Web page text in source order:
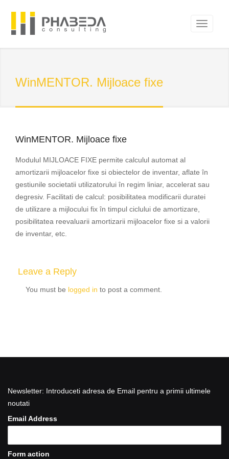
WinMENTOR. Mijloace fixe
WinMENTOR. Mijloace fixe
Modulul MIJLOACE FIXE permite calculul automat al
amortizarii mijloacelor fixe si obiectelor de inventar, aflate în
gestiunile societatii utilizatorului în regim liniar, accelerat sau
degresiv. Facilitati de calcul: posibilitatea modificarii duratei
de utilizare a mijlocului fix în timpul ciclului de amortizare,
posibilitatea reevaluarii amortizarii mijloacelor fixe si a valorii
de inventar, etc.
Leave a Reply
You must be logged in to post a comment.
Newsletter: Introduceti adresa de Email pentru a primii ultimele
noutati
Email Address
Form action